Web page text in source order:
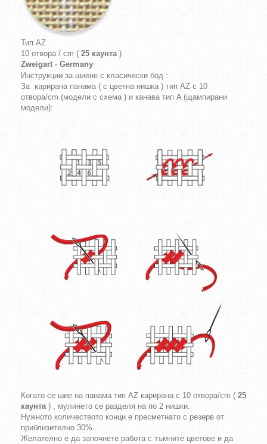
Тип AZ
10 отвора / cm ( 25 каунта)
Zweigart - Germany
Инструкции за шиене с класически бод :
За карирана панама ( с цветна нишка ) тип AZ с 10
отвора/cm (модели с схема ) и канава тип A (щампирани
модели):
Когато се шие на панама тип AZ карирана с 10 отвора/cm ( 25
каунта) , мулинето се разделя на по 2 нишки.
Нужното количеството конци е пресметнато с резерв от
приблизително 30%.
Желателно е да започнете работа с тъмните цветове и да